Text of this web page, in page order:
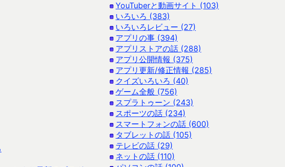
YouTuberと動画サイト (103)
いろいろ (383)
いろいろレビュー (27)
アプリの事 (394)
アプリストアの話 (288)
アプリ公開情報 (375)
アプリ更新/修正情報 (285)
クイズいろいろ (40)
ゲーム全般 (756)
スプラトゥーン (243)
スポーツの話 (234)
スマートフォンの話 (600)
タブレットの話 (105)
テレビの話 (29)
ネットの話 (110)